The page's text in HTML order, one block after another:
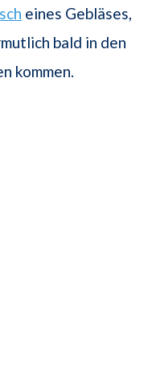
eines Gebläses,
bald in den
kommen.